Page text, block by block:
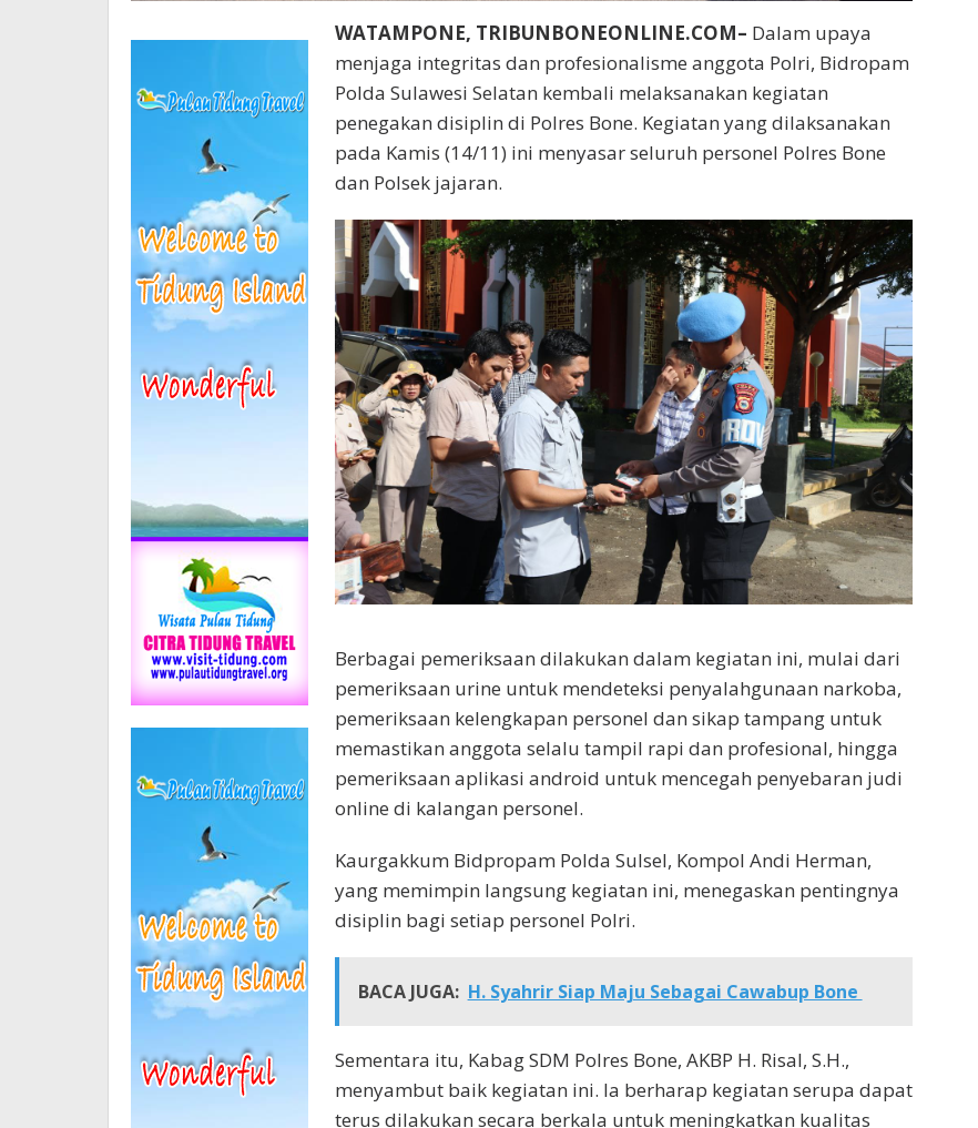
WATAMPONE, TRIBUNBONEONLINE.COM– Dalam upaya
menjaga integritas dan profesionalisme anggota Polri, Bidropam
Polda Sulawesi Selatan kembali melaksanakan kegiatan
penegakan disiplin di Polres Bone. Kegiatan yang dilaksanakan
pada Kamis (14/11) ini menyasar seluruh personel Polres Bone
dan Polsek jajaran.
Berbagai pemeriksaan dilakukan dalam kegiatan ini, mulai dari
pemeriksaan urine untuk mendeteksi penyalahgunaan narkoba,
pemeriksaan kelengkapan personel dan sikap tampang untuk
memastikan anggota selalu tampil rapi dan profesional, hingga
pemeriksaan aplikasi android untuk mencegah penyebaran judi
online di kalangan personel.
Kaurgakkum Bidpropam Polda Sulsel, Kompol Andi Herman,
yang memimpin langsung kegiatan ini, menegaskan pentingnya
disiplin bagi setiap personel Polri.
BACA JUGA: H. Syahrir Siap Maju Sebagai Cawabup Bone
Sementara itu, Kabag SDM Polres Bone, AKBP H. Risal, S.H.,
menyambut baik kegiatan ini. Ia berharap kegiatan serupa dapat
terus dilakukan secara berkala untuk meningkatkan kualitas